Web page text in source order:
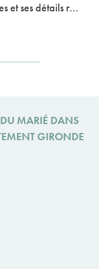
et ses détails r...
MARIÉ DANS
GIRONDE